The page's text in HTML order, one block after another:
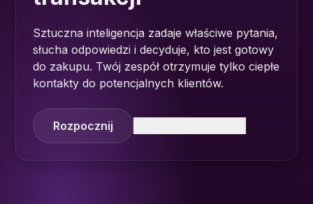
Sztuczna inteligencja zadaje właściwe pytania,
słucha odpowiedzi i decyduje, kto jest gotowy
do zakupu. Twój zespół otrzymuje tylko ciepłe
kontakty do potencjalnych klientów.
Rozpocznij